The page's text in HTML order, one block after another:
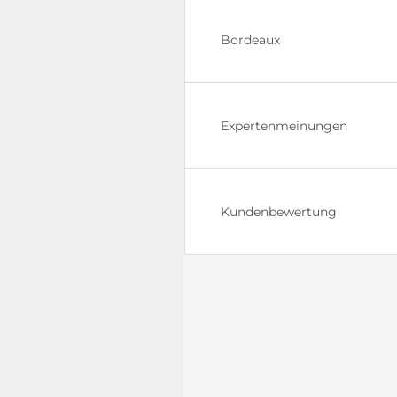
Bordeaux
Expertenmeinungen
Kundenbewertung